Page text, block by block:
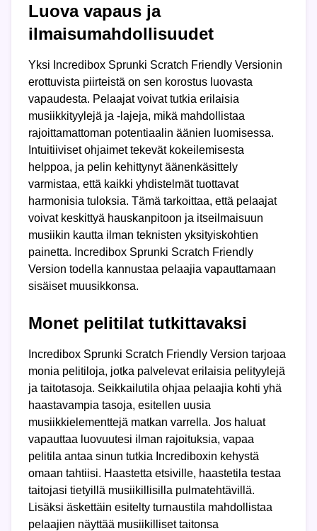
Luova vapaus ja
ilmaisumahdollisuudet
Yksi Incredibox Sprunki Scratch Friendly Versionin
erottuvista piirteistä on sen korostus luovasta
vapaudesta. Pelaajat voivat tutkia erilaisia
musiikkityylejä ja -lajeja, mikä mahdollistaa
rajoittamattoman potentiaalin äänien luomisessa.
Intuitiiviset ohjaimet tekevät kokeilemisesta
helppoa, ja pelin kehittynyt äänenkäsittely
varmistaa, että kaikki yhdistelmät tuottavat
harmonisia tuloksia. Tämä tarkoittaa, että pelaajat
voivat keskittyä hauskanpitoon ja itseilmaisuun
musiikin kautta ilman teknisten yksityiskohtien
painetta. Incredibox Sprunki Scratch Friendly
Version todella kannustaa pelaajia vapauttamaan
sisäiset muusikkonsa.
Monet pelitilat tutkittavaksi
Incredibox Sprunki Scratch Friendly Version tarjoaa
monia pelitiloja, jotka palvelevat erilaisia pelityylejä
ja taitotasoja. Seikkailutila ohjaa pelaajia kohti yhä
haastavampia tasoja, esitellen uusia
musiikkielementtejä matkan varrella. Jos haluat
vapauttaa luovuutesi ilman rajoituksia, vapaa
pelitila antaa sinun tutkia Incrediboxin kehystä
omaan tahtiisi. Haastetta etsiville, haastetila testaa
taitojasi tietyillä musiikillisilla pulmatehtävillä.
Lisäksi äskettäin esitelty turnaustila mahdollistaa
pelaajien näyttää musiikilliset taitonsa